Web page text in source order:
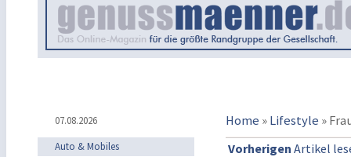
07.08.2026 Home »Lifestyle »
Auto & Mobiles
Vorherigen Artikel